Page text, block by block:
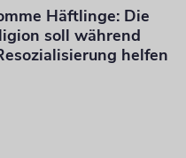
Häftlinge: Die
soll während
helfen